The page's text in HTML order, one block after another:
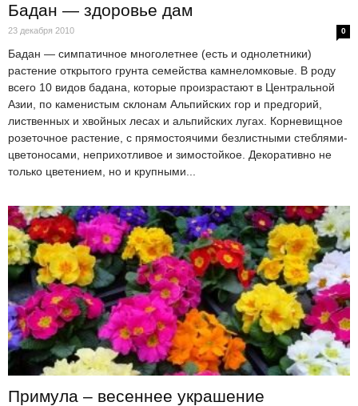
Бадан — здоровье дам
23 декабря 2010 0
Бадан — симпатичное многолетнее (есть и однолетники)
растение открытого грунта семейства камнеломковые. В роду
всего 10 видов бадана, которые произрастают в Центральной
Азии, по каменистым склонам Альпийских гор и предгорий,
лиственных и хвойных лесах и альпийских лугах. Корневищное
розеточное растение, с прямостоячими безлистными стеблями-
цветоносами, неприхотливое и зимостойкое. Декоративно не
только цветением, но и крупными...
Примула – весеннее украшение